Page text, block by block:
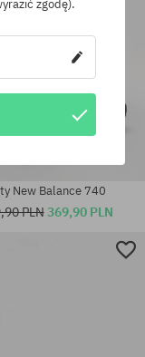
New Balance 740
PLN369,90 PLN
zgodę).